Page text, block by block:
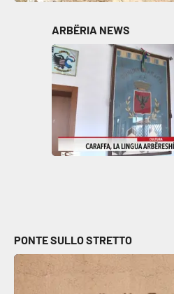
ARBËRIA NEWS
PONTE SULLO STRETTO